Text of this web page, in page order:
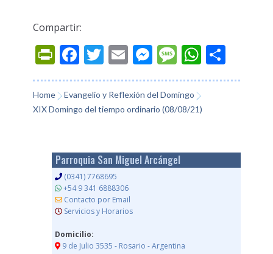
Compartir:
Prin
endl
y
Fac
ok
Twi
Ema
Mes
ger
Mes
e
Wh
Home
Evangelio y Reflexión del Domingo
XIX Domingo del tiempo ordinario (08/08/21)
Parroquia San Miguel Arcángel
(0341) 7768695
+54 9 341 6888306
Contacto por Email
Servicios y Horarios
Domicilio:
9 de Julio 3535 - Rosario - Argentina